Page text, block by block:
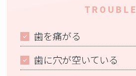
TROUBLE
歯を痛がる
歯に穴が空いている